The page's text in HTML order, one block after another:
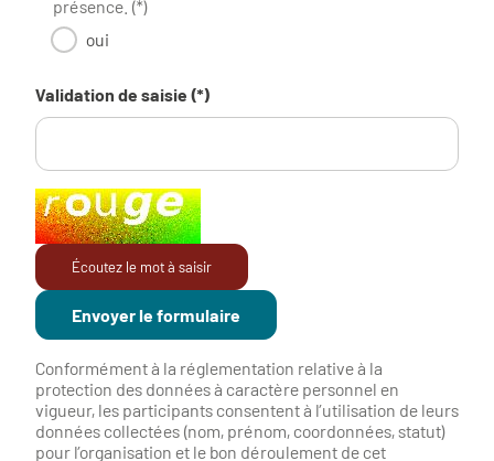
présence. (*)
oui
Champ pour les robots. Si vous êtes humains, merci de le
Validation de saisie (*)
Écoutez le mot à saisir
Conformément à la réglementation relative à la
protection des données à caractère personnel en
vigueur, les participants consentent à l’utilisation de leurs
données collectées (nom, prénom, coordonnées, statut)
pour l’organisation et le bon déroulement de cet